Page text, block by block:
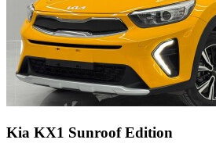
Kia KX1 Sunroof Edition